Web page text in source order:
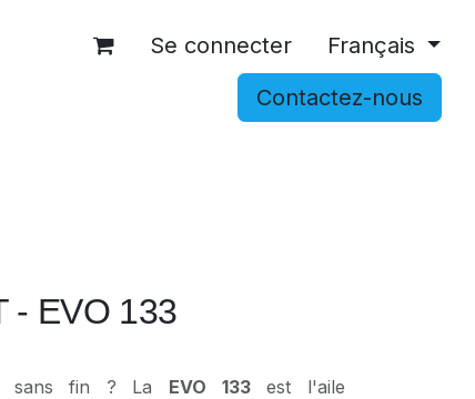
Se connecter
Français
Contactez-nous
- EVO 133
sans fin ? La EVO 133est l'aile